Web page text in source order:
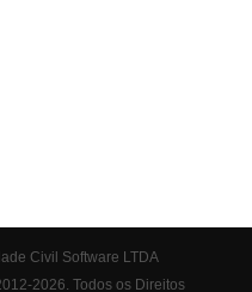
Civil Software LTDA
2026. Todos os Direitos